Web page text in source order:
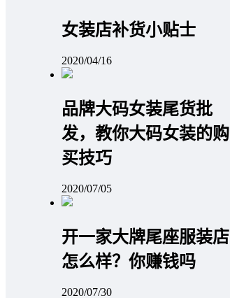
女装店补货小贴士
2020/04/16
品牌大码女装尾货批
发，教你大码女装的购
买技巧
2020/07/05
开一家大牌尾座服装店
怎么样？你赚钱吗
2020/07/30